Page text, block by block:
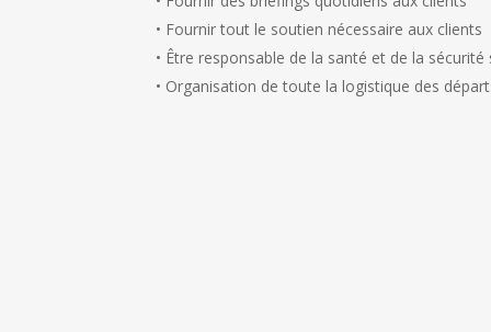
• Fournir tout le soutien nécessaire aux clients
• Être responsable de la santé et de la
• Organisation de toute la logistique des